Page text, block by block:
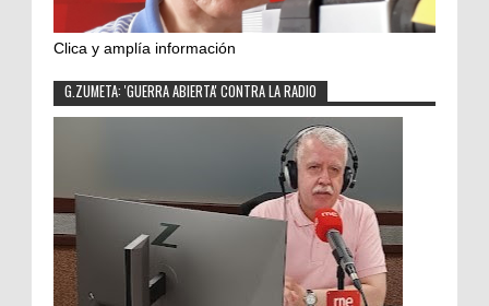
Clica y amplía información
G.ZUMETA: 'GUERRA ABIERTA' CONTRA LA RADIO